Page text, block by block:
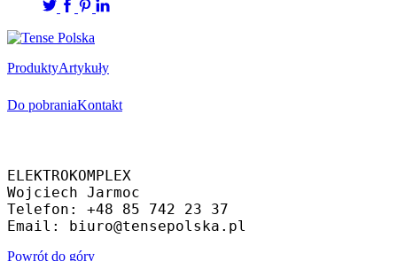
ProduktyArtykuły
Do pobraniaKontakt
ELEKTROKOMPLEX
Wojciech Jarmoc
Telefon: +48 85 742 23 37
Email: biuro@tensepolska.pl
Powrót do góry